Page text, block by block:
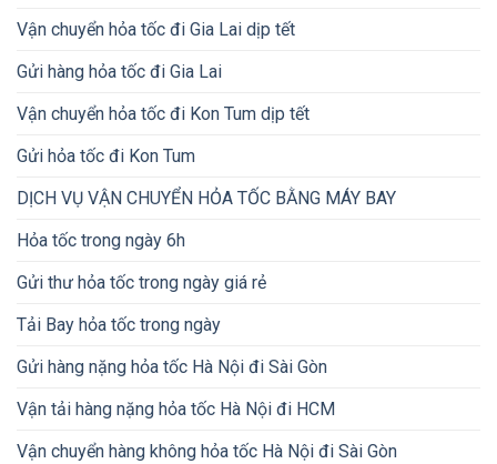
Vận chuyển hỏa tốc đi Gia Lai dịp tết
Gửi hàng hỏa tốc đi Gia Lai
Vận chuyển hỏa tốc đi Kon Tum dịp tết
Gửi hỏa tốc đi Kon Tum
DỊCH VỤ VẬN CHUYỂN HỎA TỐC BẰNG MÁY BAY
Hỏa tốc trong ngày 6h
Gửi thư hỏa tốc trong ngày giá rẻ
Tải Bay hỏa tốc trong ngày
Gửi hàng nặng hỏa tốc Hà Nội đi Sài Gòn
Vận tải hàng nặng hỏa tốc Hà Nội đi HCM
Vận chuyển hàng không hỏa tốc Hà Nội đi Sài Gòn